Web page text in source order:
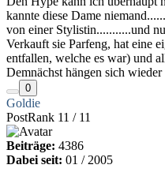
kannte diese Dame
von einer Stylistin...........und
Verkauft sie Parfeng, hat eine
entfallen, welche es war) und
Demnächst hängen sich
0
Goldie
PostRank 11 / 11
Beiträge: 4386
Dabei seit: 01 / 2005